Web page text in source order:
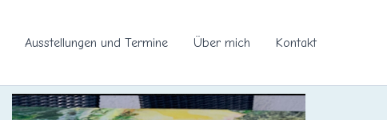
Ausstellungen und Termine Über mich Kontakt